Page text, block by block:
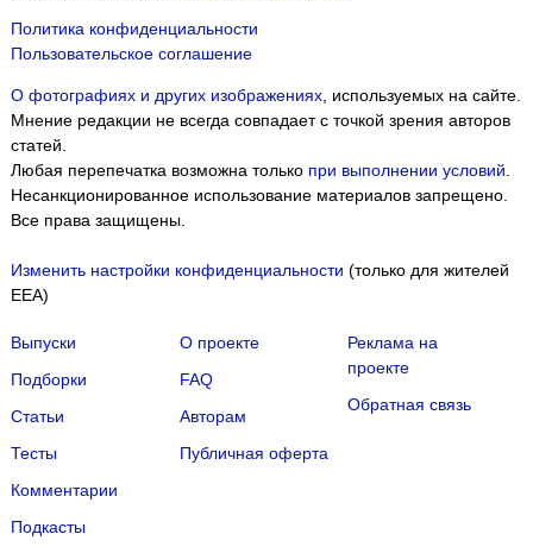
Политика конфиденциальности
Пользовательское соглашение
О фотографиях и других изображениях, используемых на сайте.
Мнение редакции не всегда совпадает с точкой зрения авторов
статей.
Любая перепечатка возможна только при выполнении условий
Несанкционированное использование материалов запрещено.
Все права защищены.
Изменить настройки конфиденциальности (только для жителей
EEA)
Выпуски
Подборки
Статьи
Тесты
Комментарии
Подкасты
О проекте
FAQ
Авторам
Публичная оферта
Реклама на
проекте
Обратная связь